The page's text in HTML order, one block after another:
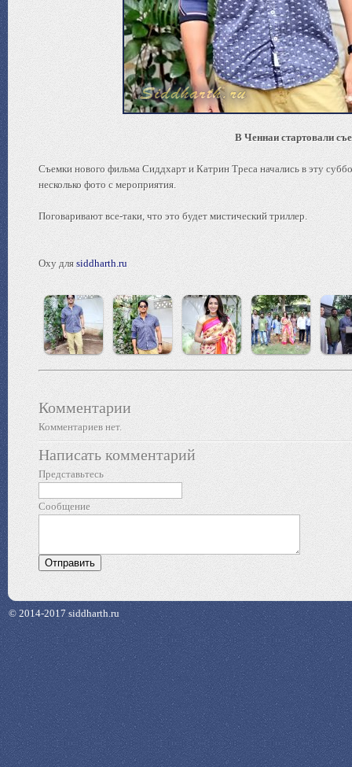
В Ченнаи стартовали
Съемки нового фильма Сиддхарт и Катрин Треса начались в эту
несколько фото с мероприятия.
Поговаривают все-таки, что это будет мистический триллер.
Oxy для siddharth.ru
Комментарии
Комментариев нет.
Написать комментарий
Представьтесь
Сообщение
© 2014-2017 siddharth.ru